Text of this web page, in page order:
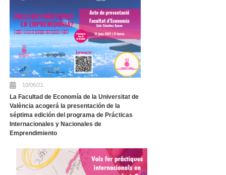
10/06/21
La Facultad de Economía de la Universitat de
València acogerá la presentación de la
séptima edición del programa de Prácticas
Internacionales y Nacionales de
Emprendimiento